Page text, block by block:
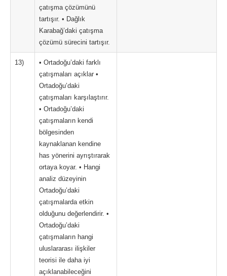
çatışma çözümünü
tartışır. • Dağlık
Karabağ’daki çatışma
çözümü sürecini tartışır.
13)
• Ortadoğu’daki farklı
çatışmaları açıklar •
Ortadoğu’daki
çatışmaları karşılaştırır.
• Ortadoğu’daki
çatışmaların kendi
bölgesinden
kaynaklanan kendine
has yönerini ayrıştırarak
ortaya koyar. • Hangi
analiz düzeyinin
Ortadoğu’daki
çatışmalarda etkin
olduğunu değerlendirir. •
Ortadoğu’daki
çatışmaların hangi
uluslararası ilişkiler
teorisi ile daha iyi
açıklanabileceğini